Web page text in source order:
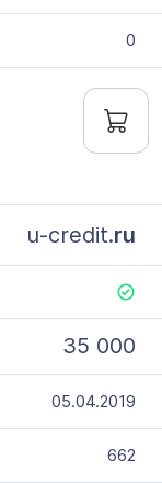
0
u-credit.ru
35 000
05.04.2019
662